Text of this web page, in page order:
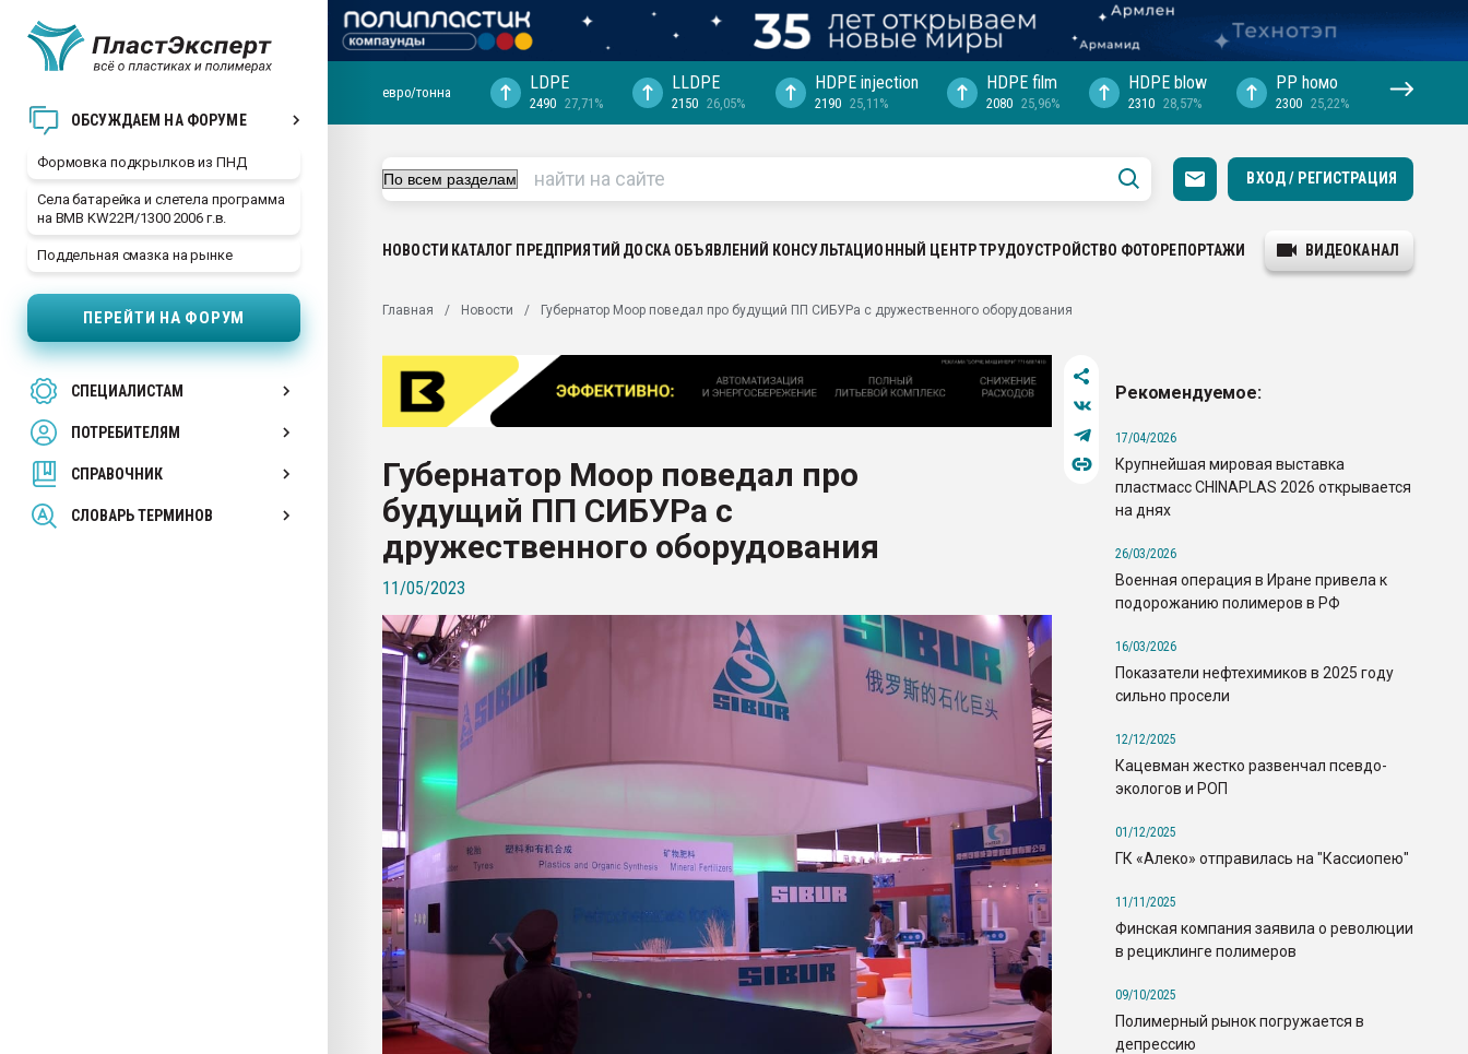
ОБСУЖДАЕМ НА ФОРУМЕ
Формовка подкрылков из ПНД
Села батарейка и слетела программа
на BMB KW22PI/1300 2006 г.в.
Поддельная смазка на рынке
ПЕРЕЙТИ НА ФОРУМ
СПЕЦИАЛИСТАМ
ПОТРЕБИТЕЛЯМ
СПРАВОЧНИК
СЛОВАРЬ ТЕРМИНОВ
29.07.2026 ФРП помог "Ижевскому
Вакуум-формовочные машины:
28.07.2026 Автоматизация выходит на
первый план в переработке
пластмасс
ситуацией на строительном рынке
Всё, что касается выдува ПЭТ
бутылок
ПЕРЕЙТИ НА ФОРУМ
евро/тонна LDPE
2490 27,71%
LLDPE
2150 26,05%
HDPE injection
2190 25,11%
HDPE film
2080 25,96%
HDPE blow
2310 28,57%
PP hомо
2300 25,22%
ВХОД / РЕГИСТРАЦИЯ
НОВОСТИ КАТАЛОГ ПРЕДПРИЯТИЙ ДОСКА ОБЪЯВЛЕНИЙ КОНСУЛЬТАЦИОННЫЙ ЦЕНТРТРУДОУСТРОЙСТВО ФОТОРЕПОРТАЖИ ВИДЕОКАНАЛ
Главная Новости Губернатор Моор поведал про будущий ПП СИБУРа с дружественного оборудования
Губернатор Моор поведал про
будущий ПП СИБУРа с
дружественного оборудования
11/05/2023
Рекомендуемое:
17/04/2026
Крупнейшая мировая выставка
пластмасс CHINAPLAS 2026 открывается
на днях
26/03/2026
Военная операция в Иране привела к
подорожанию полимеров в РФ
16/03/2026
Показатели нефтехимиков в 2025 году
сильно просели
12/12/2025
Кацевман жестко развенчал псевдо-
экологов и РОП
01/12/2025
ГК «Алеко» отправилась на "Кассиопею"
11/11/2025
Финская компания заявила о революции
в рециклинге полимеров
09/10/2025
Полимерный рынок погружается в
депрессию